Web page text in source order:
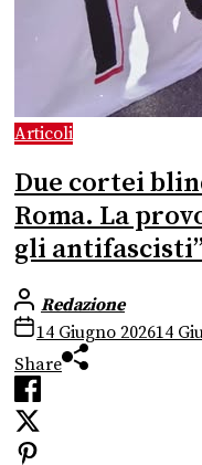
Articoli
Due cortei
Roma. La
gli
Redazione
14 Giugno 202614
Share